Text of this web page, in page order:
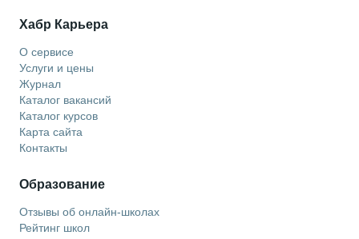
Хабр Карьера
О сервисе
Услуги и цены
Журнал
Каталог вакансий
Каталог курсов
Карта сайта
Контакты
Образование
Отзывы об онлайн-школах
Рейтинг школ